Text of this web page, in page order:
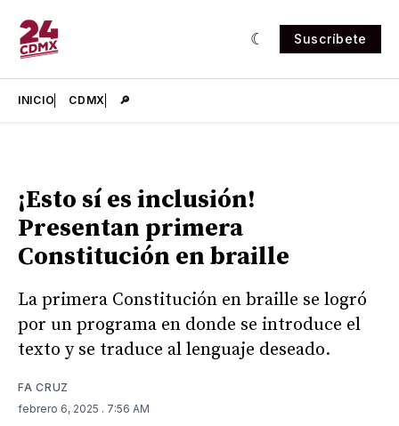
Suscríbete
INICIO CDMX 🔎
¡Esto sí es inclusión!
Presentan primera
Constitución en braille
La primera Constitución en braille se logró
por un programa en donde se introduce el
texto y se traduce al lenguaje deseado.
FA CRUZ
febrero 6, 2025 . 7:56 AM